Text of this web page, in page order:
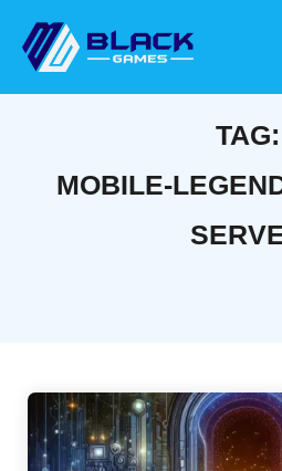
content
TAG:
MOBILE-